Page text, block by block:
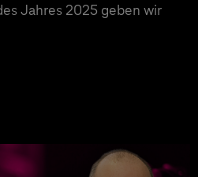
Jahres 2025 geben wir